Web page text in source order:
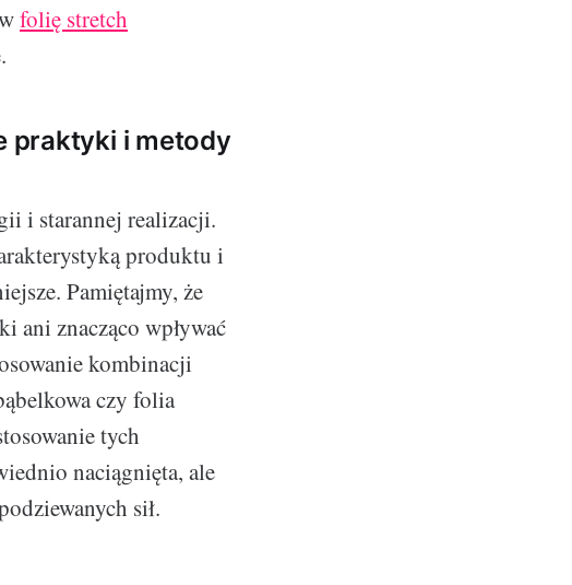
folię stretch
praktyki i metody
i starannej realizacji.
produktu i
Pamiętajmy, że
ani znacząco wpływać
kombinacji
czy folia
tych
naciągnięta, ale
sił.